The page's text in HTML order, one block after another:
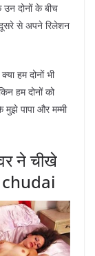
उन दोनों के बीच
से अपने रिलेशन
हम दोनों भी
हम दोनों को
पापा और मम्मी
ने चीखे
chudai